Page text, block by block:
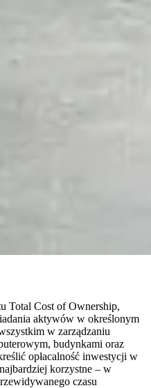
Total Cost of Ownership,
aktywów w określonym
w zarządzaniu
budynkami oraz
opłacalność inwestycji w
korzystne – w
czasu